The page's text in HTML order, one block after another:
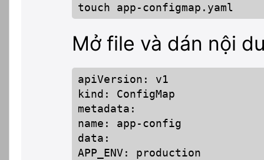
touch app-configmap.yaml
Mở file và dán nội
apiVersion: v1
kind: ConfigMap
metadata:
name: app-config
data:
APP_ENV: production